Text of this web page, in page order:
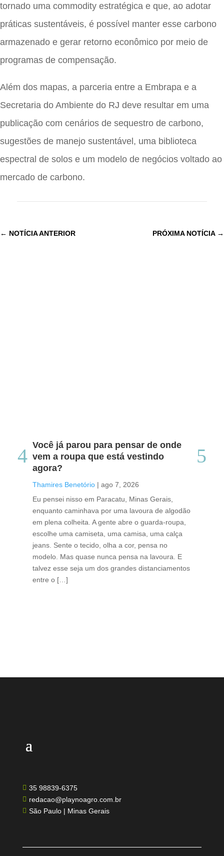
tornado uma commodity estratégica e que, ao adotar
práticas sustentáveis, é possível manter esse carbono
armazenado e gerar retorno econômico por meio de
programas de compensação.
Além dos mapas, a parceria entre a Embrapa e a
Secretaria do Ambiente do RJ deve resultar em uma
publicação com cenários de sequestro de carbono,
sugestões de manejo sustentável, uma biblioteca
espectral de solos e um modelo de negócios voltado ao
mercado de carbono.
← NOTÍCIA ANTERIOR PRÓXIMA NOTÍCIA→
Você já parou para pensar de onde
vem a roupa que está vestindo
agora?
Thamires Benetório | ago 7, 2026
Eu pensei nisso em Paracatu, Minas Gerais,
enquanto caminhava por uma lavoura de algodão
em plena colheita. A gente abre o guarda-roupa,
escolhe uma camiseta, uma camisa, uma calça
jeans. Sente o tecido, olha a cor, pensa no
modelo. Mas quase nunca pensa na lavoura. E
talvez esse seja um dos grandes distanciamentos
entre o […]
 35 98839-6375
 redacao@playnoagro.com.br
 São Paulo | Minas Gerais